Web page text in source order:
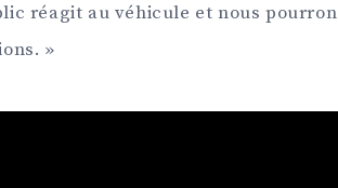
réagit au véhicule et nous
»